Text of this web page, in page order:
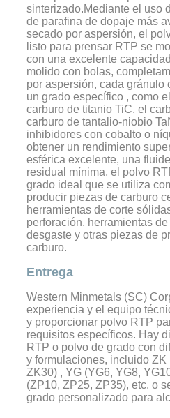
sinterizado.Mediante el uso
de parafina de dopaje más
secado por aspersión, el
listo para prensar RTP se
con una excelente
molido con bolas,
por aspersión, cada gránulo
un grado específico , como
carburo de titanio TiC, el
carburo de tantalio-niobio
inhibidores con cobalto o
obtener un rendimiento
esférica excelente, una
residual mínima, el polvo
grado ideal que se utiliza
producir piezas de carburo
herramientas de corte
perforación, herramientas
desgaste y otras piezas de
carburo.
Entrega
Western Minmetals (SC)
experiencia y el equipo
y proporcionar polvo RTP
requisitos específicos. Hay
RTP o polvo de grado con
y formulaciones, incluido ZK
ZK30) , YG (YG6, YG8,
(ZP10, ZP25, ZP35), etc. o
grado personalizado para